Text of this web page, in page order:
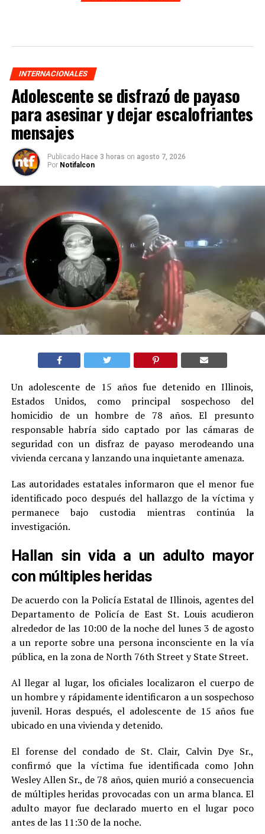
INTERNACIONALES
Adolescente se disfrazó de payaso
para asesinar y dejar escalofriantes
mensajes
Publicado Hace 3 horas on agosto 7, 2026
Por Notifalcon
Un adolescente de 15 años fue detenido en Illinois,
Estados Unidos, como principal sospechoso del
homicidio de un hombre de 78 años. El presunto
responsable habría sido captado por las cámaras de
seguridad con un disfraz de payaso merodeando una
vivienda cercana y lanzando una inquietante amenaza.
Las autoridades estatales informaron que el menor fue
identificado poco después del hallazgo de la víctima y
permanece bajo custodia mientras continúa la
investigación.
Hallan sin vida a un adulto mayor
con múltiples heridas
De acuerdo con la Policía Estatal de Illinois, agentes del
Departamento de Policía de East St. Louis acudieron
alrededor de las 10:00 de la noche del lunes 3 de agosto
a un reporte sobre una persona inconsciente en la vía
pública, en la zona de North 76th Street y State Street.
Al llegar al lugar, los oficiales localizaron el cuerpo de
un hombre y rápidamente identificaron a un sospechoso
juvenil. Horas después, el adolescente de 15 años fue
ubicado en una vivienda y detenido.
El forense del condado de St. Clair, Calvin Dye Sr.,
confirmó que la víctima fue identificada como John
Wesley Allen Sr., de 78 años, quien murió a consecuencia
de múltiples heridas provocadas con un arma blanca. El
adulto mayor fue declarado muerto en el lugar poco
antes de las 11:30 de la noche.